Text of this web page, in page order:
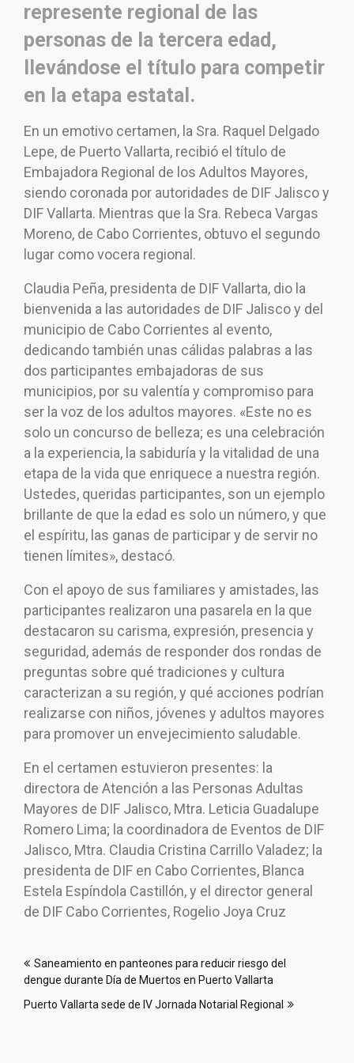
represente regional de las
personas de la tercera edad,
llevándose el título para competir
en la etapa estatal.
En un emotivo certamen, la Sra. Raquel Delgado
Lepe, de Puerto Vallarta, recibió el título de
Embajadora Regional de los Adultos Mayores,
siendo coronada por autoridades de DIF Jalisco y
DIF Vallarta. Mientras que la Sra. Rebeca Vargas
Moreno, de Cabo Corrientes, obtuvo el segundo
lugar como vocera regional.
Claudia Peña, presidenta de DIF Vallarta, dio la
bienvenida a las autoridades de DIF Jalisco y del
municipio de Cabo Corrientes al evento,
dedicando también unas cálidas palabras a las
dos participantes embajadoras de sus
municipios, por su valentía y compromiso para
ser la voz de los adultos mayores. «Este no es
solo un concurso de belleza; es una celebración
a la experiencia, la sabiduría y la vitalidad de una
etapa de la vida que enriquece a nuestra región.
Ustedes, queridas participantes, son un ejemplo
brillante de que la edad es solo un número, y que
el espíritu, las ganas de participar y de servir no
tienen límites», destacó.
Con el apoyo de sus familiares y amistades, las
participantes realizaron una pasarela en la que
destacaron su carisma, expresión, presencia y
seguridad, además de responder dos rondas de
preguntas sobre qué tradiciones y cultura
caracterizan a su región, y qué acciones podrían
realizarse con niños, jóvenes y adultos mayores
para promover un envejecimiento saludable.
En el certamen estuvieron presentes: la
directora de Atención a las Personas Adultas
Mayores de DIF Jalisco, Mtra. Leticia Guadalupe
Romero Lima; la coordinadora de Eventos de DIF
Jalisco, Mtra. Claudia Cristina Carrillo Valadez; la
presidenta de DIF en Cabo Corrientes, Blanca
Estela Espíndola Castillón, y el director general
de DIF Cabo Corrientes, Rogelio Joya Cruz
de
entradas
Saneamiento en panteones para reducir riesgo del
dengue durante Día de Muertos en Puerto Vallarta
Puerto Vallarta sede de IV Jornada Notarial Regional